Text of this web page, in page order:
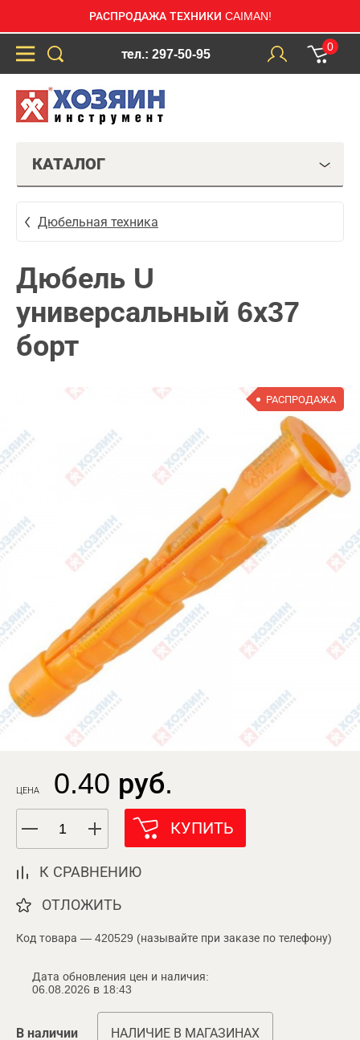
РАСПРОДАЖА ТЕХНИКИ CAIMAN!
тел.: 297-50-95
0
КАТАЛОГ
Дюбельная техника
Дюбель U
универсальный 6х37
борт
РАСПРОДАЖА
ЦЕНА 0.40 руб.
КУПИТЬ
К СРАВНЕНИЮ
ОТЛОЖИТЬ
Код товара — 420529 (называйте при заказе по телефону)
Дата обновления цен и наличия:
06.08.2026 в 18:43
В наличии НАЛИЧИЕ В МАГАЗИНАХ